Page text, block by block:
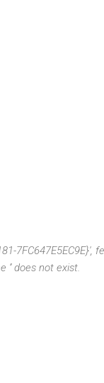
7FC647E5EC9E}',
'' does not exist.